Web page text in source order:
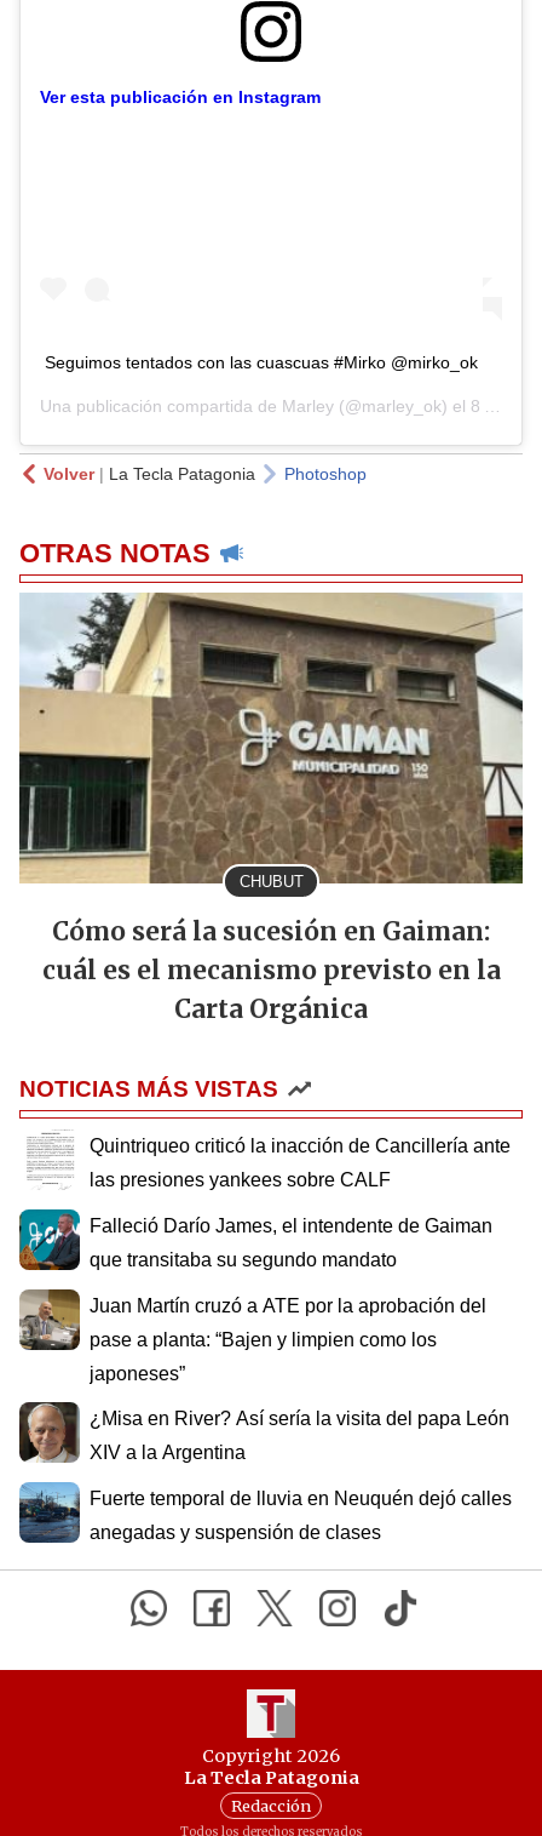
Ver esta publicación en Instagram
Seguimos tentados con las cuascuas #Mirko @mirko_ok
Una publicación compartida de Marley (@marley_ok) el 8 Abr, 2020 a las 3:08 PDT
Volver| La Tecla Patagonia Photoshop
OTRAS NOTAS
CHUBUT
Cómo será la sucesión en Gaiman:
cuál es el mecanismo previsto en la
Carta Orgánica
NOTICIAS MÁS VISTAS
Quintriqueo criticó la inacción de Cancillería ante
las presiones yankees sobre CALF
Falleció Darío James, el intendente de Gaiman
que transitaba su segundo mandato
Juan Martín cruzó a ATE por la aprobación del
pase a planta: “Bajen y limpien como los
japoneses”
¿Misa en River? Así sería la visita del papa León
XIV a la Argentina
Fuerte temporal de lluvia en Neuquén dejó calles
anegadas y suspensión de clases
Copyright 2026
La Tecla Patagonia
Redacción
Todos los derechos reservados